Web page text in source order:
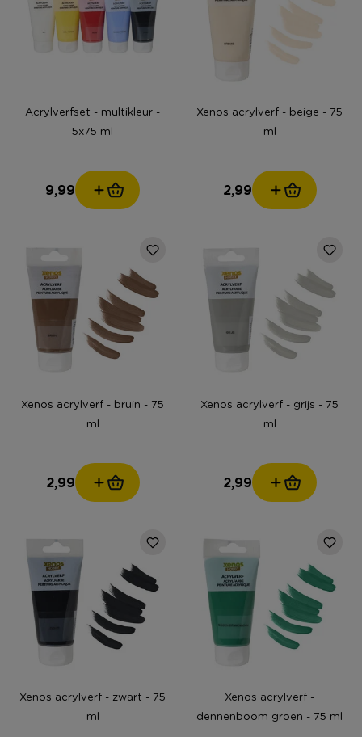
Acrylverfset - multikleur -
5x75 ml
9,99
Xenos acrylverf - beige - 75
ml
2,99
Xenos acrylverf - bruin - 75
ml
2,99
Xenos acrylverf - grijs - 75
ml
2,99
Xenos acrylverf - zwart - 75
ml
Xenos acrylverf -
dennenboom groen - 75 ml